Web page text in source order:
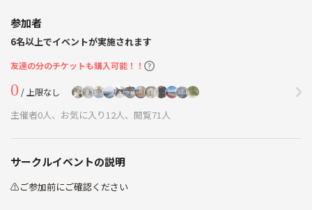
参加者
6名以上でイベントが実施されます
友達の分のチケットも購入可能！！
0 / 上限なし
主催者0人、お気に入り12人、閲覧71人
サークルイベントの説明
⚠️ご参加前にご確認ください